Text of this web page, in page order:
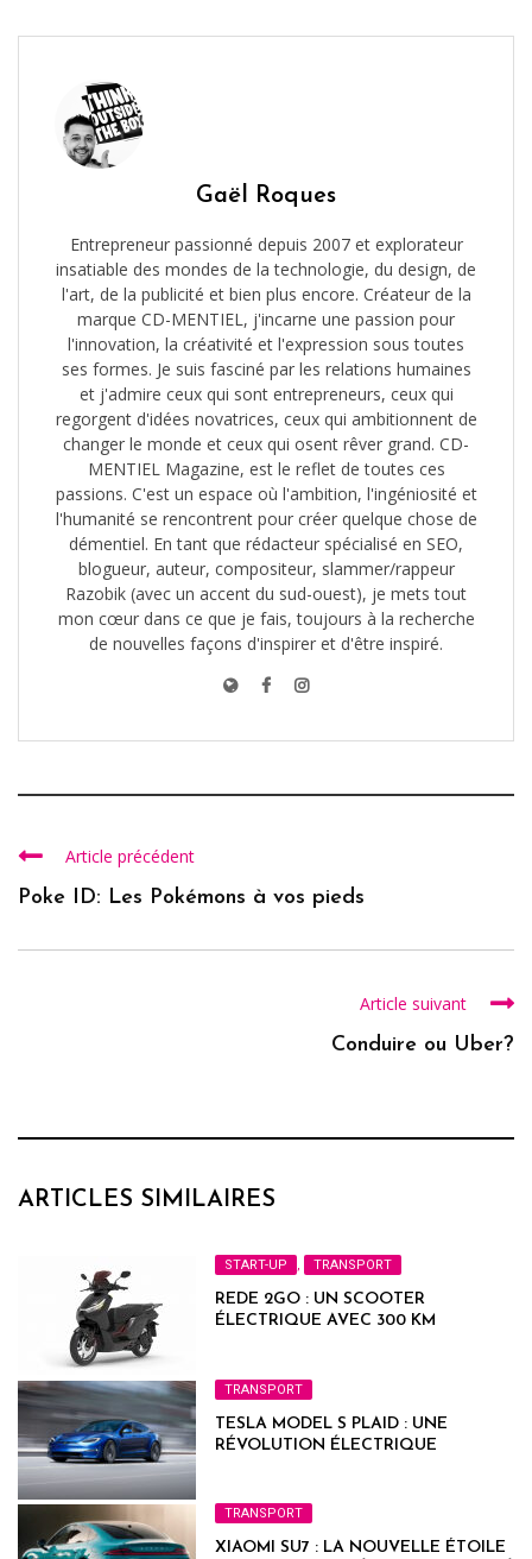
Gaël Roques
Entrepreneur passionné depuis 2007 et explorateur
insatiable des mondes de la technologie, du design, de
l'art, de la publicité et bien plus encore. Créateur de la
marque CD-MENTIEL, j'incarne une passion pour
l'innovation, la créativité et l'expression sous toutes
ses formes. Je suis fasciné par les relations humaines
et j'admire ceux qui sont entrepreneurs, ceux qui
regorgent d'idées novatrices, ceux qui ambitionnent de
changer le monde et ceux qui osent rêver grand. CD-
MENTIEL Magazine, est le reflet de toutes ces
passions. C'est un espace où l'ambition, l'ingéniosité et
l'humanité se rencontrent pour créer quelque chose de
démentiel. En tant que rédacteur spécialisé en SEO,
blogueur, auteur, compositeur, slammer/rappeur
Razobik (avec un accent du sud-ouest), je mets tout
mon cœur dans ce que je fais, toujours à la recherche
de nouvelles façons d'inspirer et d'être inspiré.
Article précédent
Poke ID: Les Pokémons à vos pieds
Article suivant
Conduire ou Uber?
ARTICLES SIMILAIRES
START-UP , TRANSPORT
REDE 2GO : UN SCOOTER
ÉLECTRIQUE AVEC 300 KM
TRANSPORT
TESLA MODEL S PLAID : UNE
RÉVOLUTION ÉLECTRIQUE
TRANSPORT
XIAOMI SU7 : LA NOUVELLE ÉTOILE